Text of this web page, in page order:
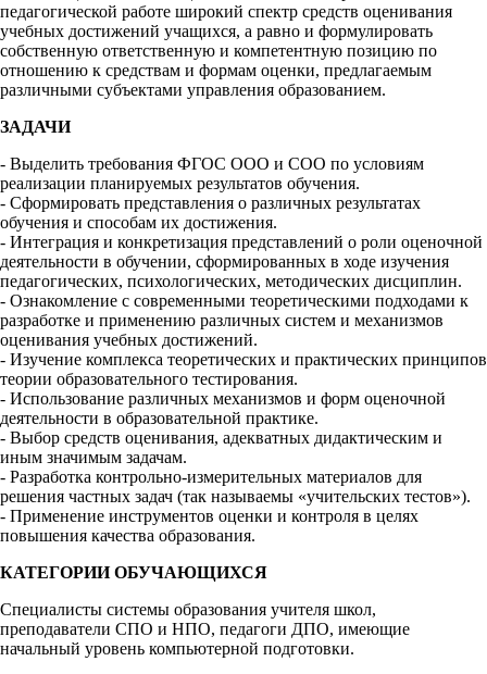
педагогической работе широкий спектр средств оценивания
учебных достижений учащихся, а равно и формулировать
собственную ответственную и компетентную позицию по
отношению к средствам и формам оценки, предлагаемым
различными субъектами управления образованием.
ЗАДАЧИ
- Выделить требования ФГОС ООО и СОО по условиям
реализации планируемых результатов обучения.
- Сформировать представления о различных результатах
обучения и способам их достижения.
- Интеграция и конкретизация представлений о роли оценочной
деятельности в обучении, сформированных в ходе изучения
педагогических, психологических, методических дисциплин.
- Ознакомление с современными теоретическими подходами к
разработке и применению различных систем и механизмов
оценивания учебных достижений.
- Изучение комплекса теоретических и практических принципов
теории образовательного тестирования.
- Использование различных механизмов и форм оценочной
деятельности в образовательной практике.
- Выбор средств оценивания, адекватных дидактическим и
иным значимым задачам.
- Разработка контрольно-измерительных материалов для
решения частных задач (так называемы «учительских тестов»).
- Применение инструментов оценки и контроля в целях
повышения качества образования.
КАТЕГОРИИ ОБУЧАЮЩИХСЯ
Специалисты системы образования учителя школ,
преподаватели СПО и НПО, педагоги ДПО, имеющие
начальный уровень компьютерной подготовки.